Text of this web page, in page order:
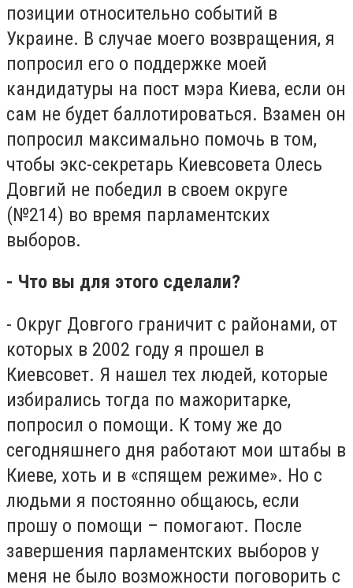
позиции относительно событий в
Украине. В случае моего возвращения, я
попросил его о поддержке моей
кандидатуры на пост мэра Киева, если он
сам не будет баллотироваться. Взамен он
попросил максимально помочь в том,
чтобы экс-секретарь Киевсовета Олесь
Довгий не победил в своем округе
(№214) во время парламентских
выборов.
- Что вы для этого сделали?
- Округ Довгого граничит с районами, от
которых в 2002 году я прошел в
Киевсовет. Я нашел тех людей, которые
избирались тогда по мажоритарке,
попросил о помощи. К тому же до
сегодняшнего дня работают мои штабы в
Киеве, хоть и в «спящем режиме». Но с
людьми я постоянно общаюсь, если
прошу о помощи – помогают. После
завершения парламентских выборов у
меня не было возможности поговорить с